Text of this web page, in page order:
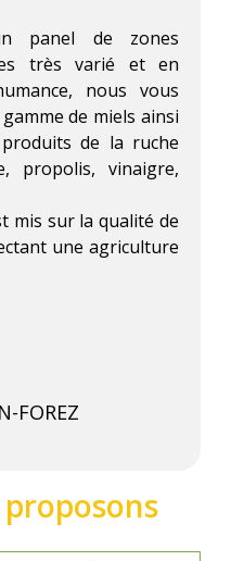
panel de zones
très varié et en
nous vous
de miels ainsi
de la ruche
propolis, vinaigre,
mis sur la qualité de
une agriculture
FOREZ